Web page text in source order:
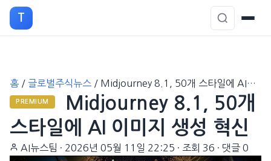
T
홈 / 글로벌주식뉴스 / Midjourney 8.1, 50개 스타일에 AI…
PREMIUM
Midjourney 8.1, 50개
스타일에 AI 이미지 생성 혁신
AI뉴스팀 · 2026년 05월 11일 22:25 · 조회 36 · 댓글 0